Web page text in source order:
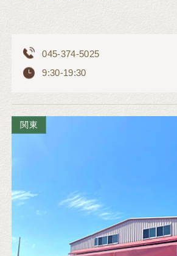
045-374-5025
9:30-19:30
関東